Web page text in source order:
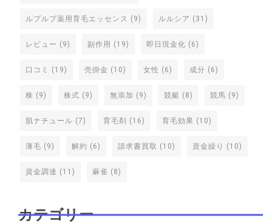
ルプルプ薬用育毛エッセンス (9) ルルシア (31)
レビュー (9) 副作用 (19) 即日現金化 (6)
口コミ (19) 売掛金 (10) 女性 (6) 成分 (6)
株 (9) 株式 (9) 無添加 (9) 競艇 (8) 競馬 (9)
肌ナチュール (7) 育毛剤 (16) 育毛効果 (10)
薄毛 (9) 解約 (6) 請求書買取 (10) 資金繰り (10)
資金調達 (11) 麻雀 (8)
カテゴリー